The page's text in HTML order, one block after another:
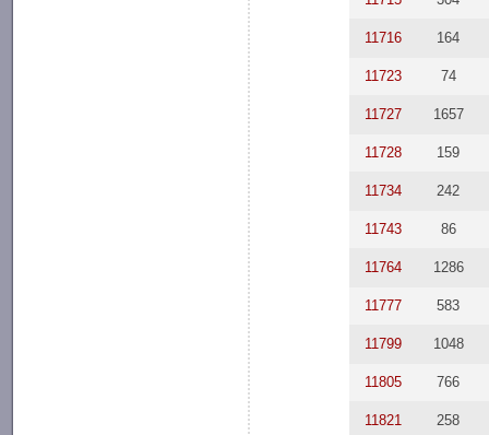
11716 164
11723 74
11727 1657
11728 159
11734 242
11743 86
11764 1286
11777 583
11799 1048
11805 766
11821 258